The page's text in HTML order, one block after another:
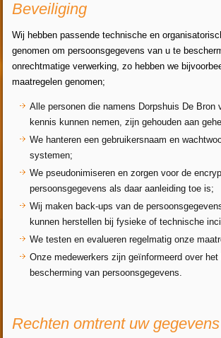
Beveiliging
Wij hebben passende technische en
genomen om persoonsgegevens van u te
onrechtmatige verwerking, zo hebben we
maatregelen genomen;
Alle personen die namens Dorpshuis De Bron
kennis kunnen nemen, zijn gehouden aan
We hanteren een gebruikersnaam en
systemen;
We pseudonimiseren en zorgen voor de
persoonsgegevens als daar aanleiding toe is;
Wij maken back-ups van de
kunnen herstellen bij fysieke of technische
We testen en evalueren regelmatig onze
Onze medewerkers zijn geïnformeerd over het
bescherming van persoonsgegevens.
Rechten omtrent uw gegevens